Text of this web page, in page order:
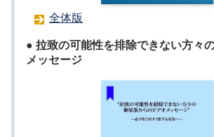
全体版
● 拉致の可能性を排除できない方々
メッセージ